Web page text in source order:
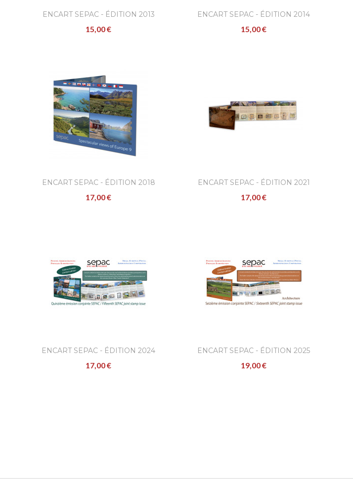
ENCART SEPAC - ÉDITION 2013
15,00 €
ENCART SEPAC - ÉDITION 2014
15,00 €
ENCART SEPAC - ÉDITION 2018
17,00 €
ENCART SEPAC - ÉDITION 2021
17,00 €
ENCART SEPAC - ÉDITION 2024
17,00 €
ENCART SEPAC - ÉDITION 2025
19,00 €